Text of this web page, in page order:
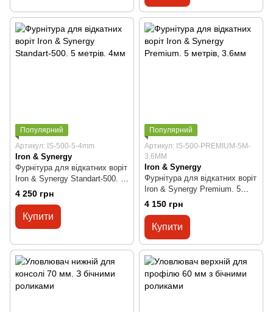
Популярний
Артикул: IS-500-5-4mm
Iron & Synergy
Фурнітура для відкатних воріт
Iron & Synergy Standart-500. 5
метрів. 4мм
4 250 грн
Купити
Популярний
Артикул: IS-500-PREMIUM-5M-
3,6MM
Iron & Synergy
Фурнітура для відкатних воріт
Iron & Synergy Premium. 5
метрів, 3.6мм
4 150 грн
Купити